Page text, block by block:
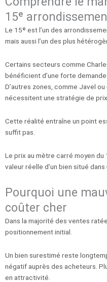
15ᵉ
Le 15ᵉ est l’un des
mais aussi l’un des plus
Certains secteurs comme
bénéficient d’une forte
D’autres zones, comme Javel
nécessitent une stratégie de prix
Cette réalité entraîne un point
suffit pas.
Le prix au mètre carré moyen
valeur réelle d’un bien situé
Pourquoi une
coûter cher
Dans la majorité des ventes
positionnement initial.
Un bien surestimé reste
négatif auprès des acheteurs.
en attractivité.